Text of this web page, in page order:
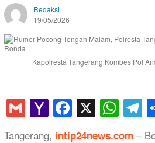
Redaksi
19/05/2026
Kapolresta Tangerang Kombes Pol
GmailYahoo
Mail
Facebook
X
Tangerang, intip24news.com –